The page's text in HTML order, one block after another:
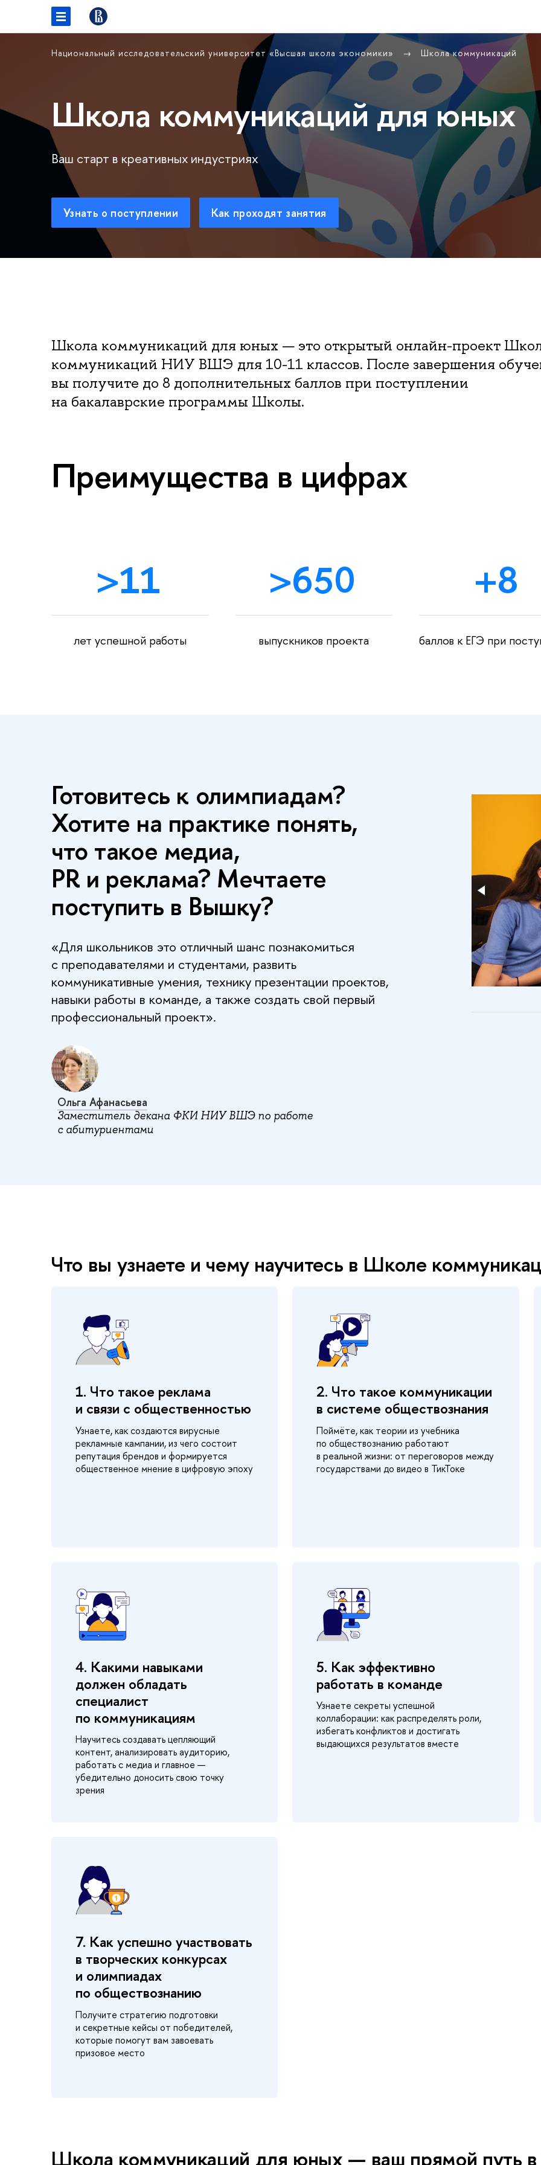
Национальный исследовательский университет «Высшая школа экономики» Школа коммуникаций
Школа коммуникаций для юных
Ваш старт в креативных индустриях
Узнать о поступлении Как проходят занятия
Школа коммуникаций для юных — это открытый онлайн-проект
коммуникаций НИУ ВШЭ для 10-11 классов. После завершения
вы получите до 8 дополнительных баллов при поступлении
на бакалаврские программы Школы.
Преимущества в цифрах
>11
лет успешной работы
>650
выпускников проекта
+8
баллов к ЕГЭ при
Готовитесь к олимпиадам?
Хотите на практике понять,
что такое медиа,
PR и реклама? Мечтаете
поступить в Вышку?
«Для школьников это отличный шанс познакомиться
с преподавателями и студентами, развить
коммуникативные умения, технику презентации проектов,
навыки работы в команде, а также создать свой первый
профессиональный проект».
Ольга Афанасьева
Заместитель декана ФКИ НИУ ВШЭ по работе
с абитуриентами
Что вы узнаете и чему научитесь в Школе
1. Что такое реклама
и связи с общественностью
Узнаете, как создаются вирусные
рекламные кампании, из чего состоит
репутация брендов и формируется
общественное мнение в цифровую эпоху
2. Что такое коммуникации
в системе обществознания
Поймёте, как теории из учебника
по обществознанию работают
в реальной жизни: от переговоров между
государствами до видео в ТикТоке
4. Какими навыками
должен обладать
специалист
по коммуникациям
Научитесь создавать цепляющий
контент, анализировать аудиторию,
работать с медиа и главное —
убедительно доносить свою точку
зрения
5. Как эффективно
работать в команде
Узнаете секреты успешной
коллаборации: как распределять роли,
избегать конфликтов и достигать
выдающихся результатов вместе
7. Как успешно участвовать
в творческих конкурсах
и олимпиадах
по обществознанию
Получите стратегию подготовки
и секретные кейсы от победителей,
которые помогут вам завоевать
призовое место
Школа коммуникаций для юных — ваш прямой путь